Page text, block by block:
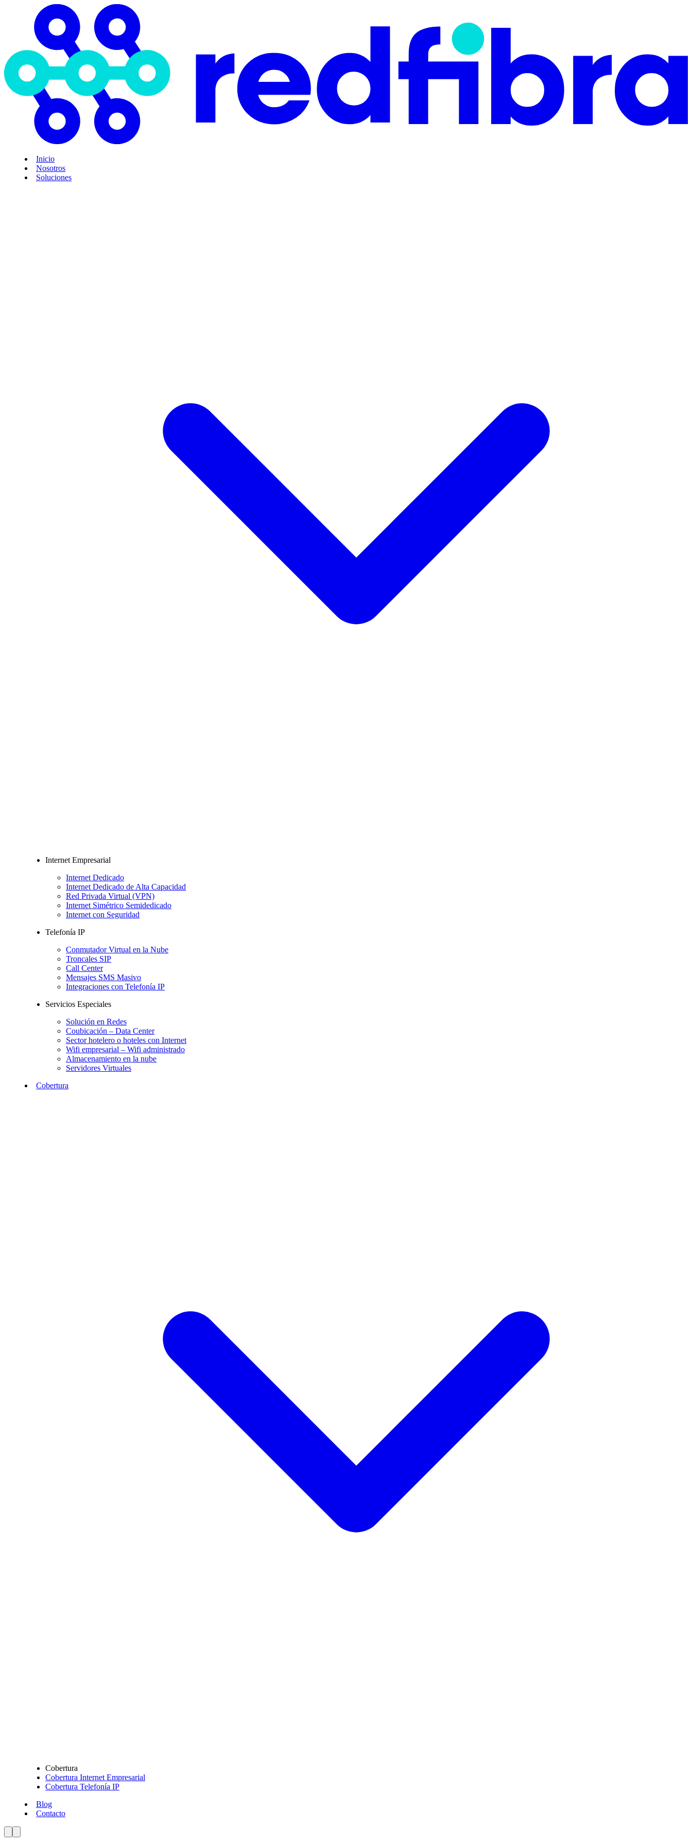
Inicio
Nosotros
Soluciones
Internet Empresarial
Internet Dedicado
Internet Dedicado de Alta Capacidad
Red Privada Virtual (VPN)
Internet Simétrico Semidedicado
Internet con Seguridad
Telefonía IP
Conmutador Virtual en la Nube
Troncales SIP
Call Center
Mensajes SMS Masivo
Integraciones con Telefonía IP
Servicios Especiales
Solución en Redes
Coubicación – Data Center
Sector hotelero o hoteles con Internet
Wifi empresarial – Wifi administrado
Almacenamiento en la nube
Servidores Virtuales
Cobertura
Cobertura
Cobertura Internet Empresarial
Cobertura Telefonía IP
Blog
Contacto